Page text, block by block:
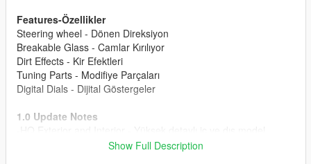
Features-Özellikler
Steering wheel - Dönen Direksiyon
Breakable Glass - Camlar Kırılıyor
Dirt Effects - Kir Efektleri
Tuning Parts - Modifiye Parçaları
Digital Dials - Dijital Göstergeler
1.0 Update Notes
-New Tuning Parts - Yeni Modifiye Parçaları
Show Full Description